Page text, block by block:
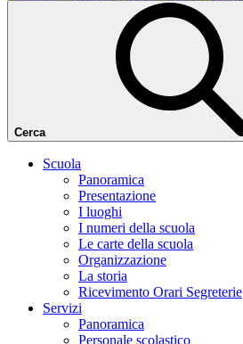
Cerca
Scuola
Panoramica
Presentazione
I luoghi
I numeri della scuola
Le carte della scuola
Organizzazione
La storia
Ricevimento Orari Segreterie
Servizi
Panoramica
Personale scolastico